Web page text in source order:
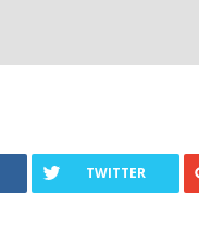
TWITTER